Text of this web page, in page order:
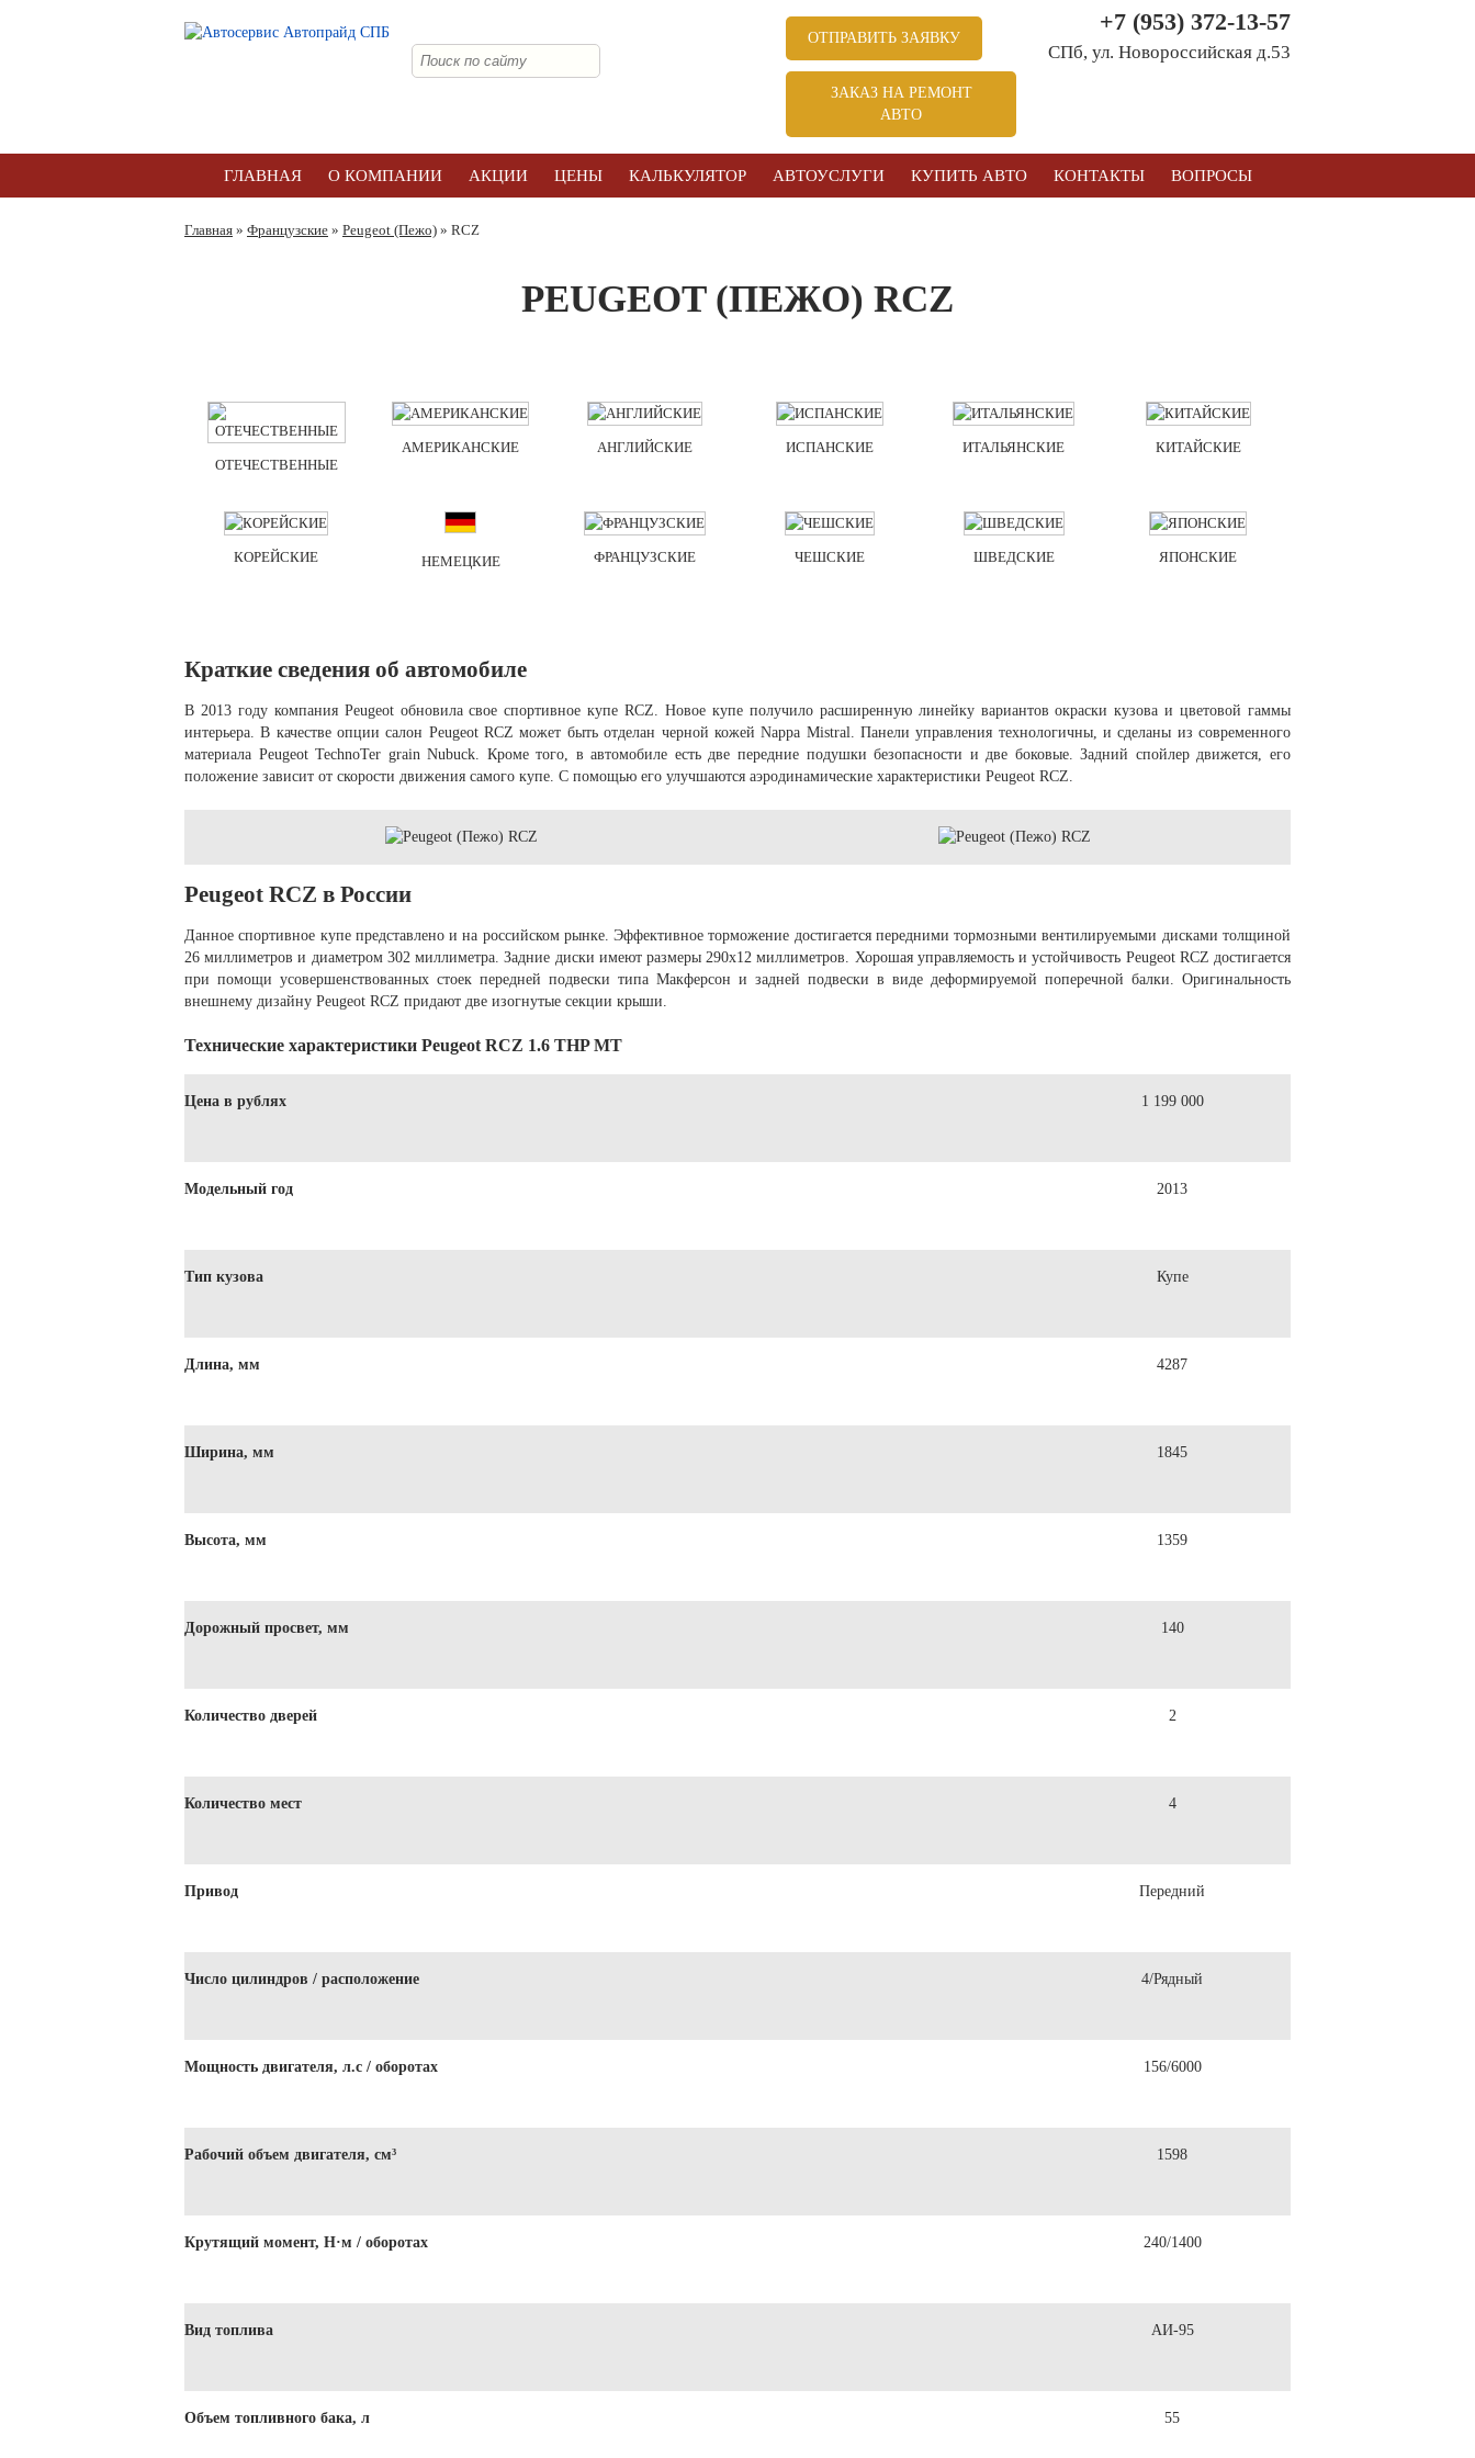
+7 (953) 372-13-57
СПб, ул. Новоросcийская д.53
ОТПРАВИТЬ ЗАЯВКУ
ЗАКАЗ НА РЕМОНТ
АВТО
ГЛАВНАЯ О КОМПАНИИ АКЦИИ ЦЕНЫ КАЛЬКУЛЯТОР АВТОУСЛУГИ КУПИТЬ АВТО КОНТАКТЫ ВОПРОСЫ
Главная » Французские » Peugeot (Пежо) » RCZ
PEUGEOT (ПЕЖО) RCZ
ОТЕЧЕСТВЕННЫЕ
АМЕРИКАНСКИЕ АНГЛИЙСКИЕ ИСПАНСКИЕ ИТАЛЬЯНСКИЕ КИТАЙСКИЕ
КОРЕЙСКИЕ НЕМЕЦКИЕ ФРАНЦУЗСКИЕ ЧЕШСКИЕ ШВЕДСКИЕ ЯПОНСКИЕ
Краткие сведения об автомобиле
В 2013 году компания Peugeot обновила свое спортивное купе RCZ. Новое купе получило расширенную линейку вариантов окраски кузова и цветовой гаммы
интерьера. В качестве опции салон Peugeot RCZ может быть отделан черной кожей Nappa Mistral. Панели управления технологичны, и сделаны из современного
материала Peugeot TechnoTer grain Nubuck. Кроме того, в автомобиле есть две передние подушки безопасности и две боковые. Задний спойлер движется, его
положение зависит от скорости движения самого купе. С помощью его улучшаются аэродинамические характеристики Peugeot RCZ.
Peugeot RCZ в России
Данное спортивное купе представлено и на российском рынке. Эффективное торможение достигается передними тормозными вентилируемыми дисками толщиной
26 миллиметров и диаметром 302 миллиметра. Задние диски имеют размеры 290х12 миллиметров. Хорошая управляемость и устойчивость Peugeot RCZ достигается
при помощи усовершенствованных стоек передней подвески типа Макферсон и задней подвески в виде деформируемой поперечной балки. Оригинальность
внешнему дизайну Peugeot RCZ придают две изогнутые секции крыши.
Технические характеристики Peugeot RCZ 1.6 THP MT
Цена в рублях 1 199 000
Модельный год 2013
Тип кузова Купе
Длина, мм 4287
Ширина, мм 1845
Высота, мм 1359
Дорожный просвет, мм 140
Количество дверей 2
Количество мест 4
Привод Передний
Число цилиндров / расположение 4/Рядный
Мощность двигателя, л.с / оборотах 156/6000
Рабочий объем двигателя, см³ 1598
Крутящий момент, Н·м / оборотах 240/1400
Вид топлива АИ-95
Объем топливного бака, л 55